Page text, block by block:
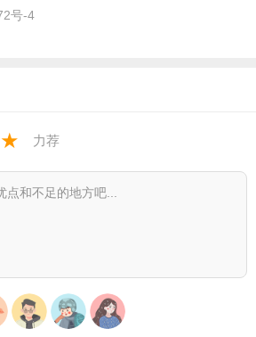
版app介绍：
念不忘，欲罢不能！
微信QQ便捷登录，注册登录轻松！
号-4
★ 力荐